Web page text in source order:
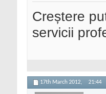
Creștere
servicii
17th March 2012, 21:44